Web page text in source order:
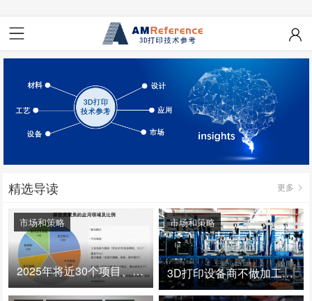
精选导读 更多
2025年将近30个项目、150亿投资：3D打印真的迎来爆发拐点了吗
市场和策略
3D打印设备商不做加工服务，就成了旁观者！
市场和策略